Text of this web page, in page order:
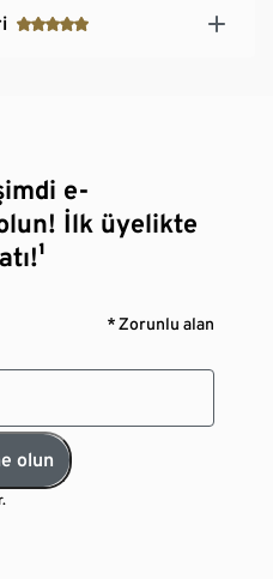
e-
İlk üyelikte
* Zorunlu alan
olun